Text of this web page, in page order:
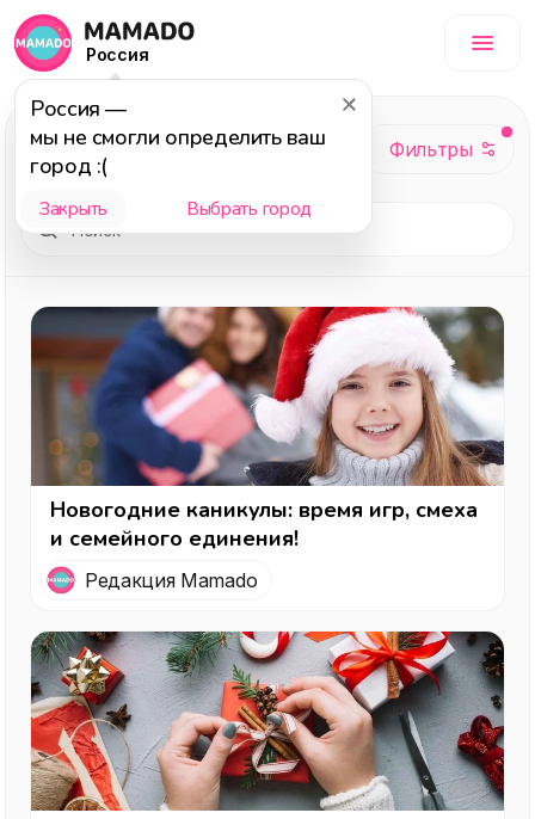
Россия
Россия —
мы не смогли определить ваш
город :(
Закрыть Выбрать город
Досуг, темы:
Подборка, 2025
Новогодние каникулы: время игр, смеха
и семейного единения!
Редакция Mamado